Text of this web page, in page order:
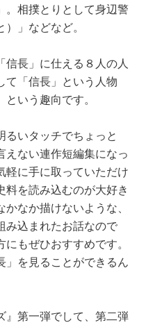
。相撲とりとして身辺警
」などなど。
信長」に仕える８人の人
て「信長」という人物
いう趣向です。
いタッチでちょっと
えない連作短編集になっ
軽に手に取っていただけ
料を読み込むのが大好き
なか描けないような、
み込まれたお話なので
もぜひおすすめです。
」を見ることができるん
』第一弾でして、第二弾